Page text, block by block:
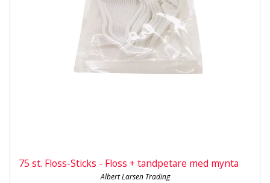
75 st. Floss-Sticks - Floss + tandpetare med mynta
Albert Larsen Trading